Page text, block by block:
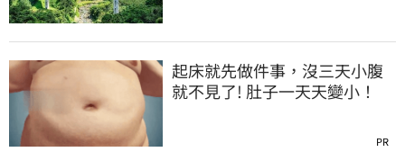
起床就先做件事，沒三天小腹
就不見了! 肚子一天天變小！
PR